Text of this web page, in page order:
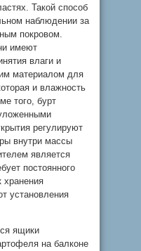
Такой способ
наблюдении за
покровом.
имеют
влаги и
материалом для
и влажность
того, бурт
регулируют
внутри массы
является
постоянного
хранения
установления
ящики
на балконе